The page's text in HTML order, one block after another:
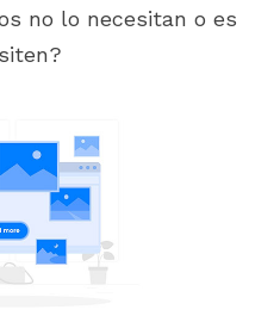
no lo necesitan o es